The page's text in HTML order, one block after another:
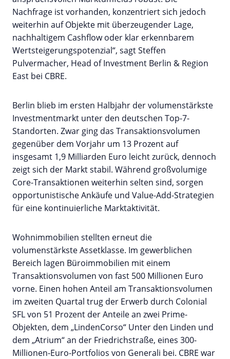
Nachfrage ist vorhanden, konzentriert sich jedoch
weiterhin auf Objekte mit überzeugender Lage,
nachhaltigem Cashflow oder klar erkennbarem
Wertsteigerungspotenzial“, sagt Steffen
Pulvermacher, Head of Investment Berlin & Region
East bei CBRE.
Berlin blieb im ersten Halbjahr der volumenstärkste
Investmentmarkt unter den deutschen Top-7-
Standorten. Zwar ging das Transaktionsvolumen
gegenüber dem Vorjahr um 13 Prozent auf
insgesamt 1,9 Milliarden Euro leicht zurück, dennoch
zeigt sich der Markt stabil. Während großvolumige
Core-Transaktionen weiterhin selten sind, sorgen
opportunistische Ankäufe und Value-Add-Strategien
für eine kontinuierliche Marktaktivität.
Wohnimmobilien stellten erneut die
volumenstärkste Assetklasse. Im gewerblichen
Bereich lagen Büroimmobilien mit einem
Transaktionsvolumen von fast 500 Millionen Euro
vorne. Einen hohen Anteil am Transaktionsvolumen
im zweiten Quartal trug der Erwerb durch Colonial
SFL von 51 Prozent der Anteile an zwei Prime-
Objekten, dem „LindenCorso“ Unter den Linden und
dem „Atrium“ an der Friedrichstraße, eines 300-
Millionen-Euro-Portfolios von Generali bei. CBRE war